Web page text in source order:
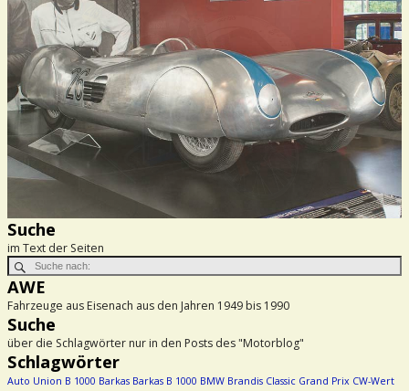
Suche
im Text der Seiten
AWE
Fahrzeuge aus Eisenach aus den Jahren 1949 bis 1990
Suche
über die Schlagwörter nur in den Posts des "Motorblog"
Schlagwörter
Auto Union B 1000 Barkas Barkas B 1000 BMW Brandis Classic Grand Prix CW-Wert